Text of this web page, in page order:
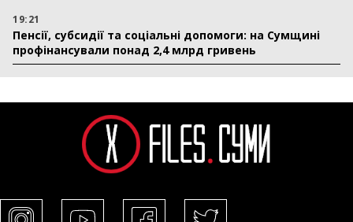
19:21
Пенсії, субсидії та соціальні допомоги: на Сумщині
профінансували понад 2,4 млрд гривень